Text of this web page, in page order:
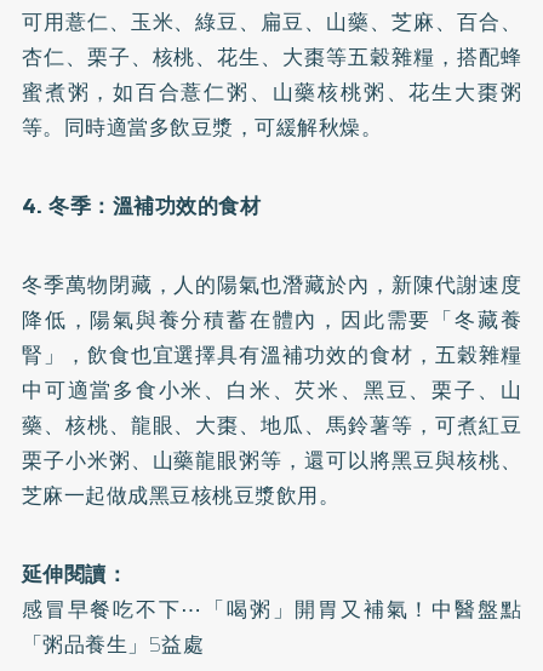
可用薏仁、玉米、綠豆、扁豆、山藥、芝麻、百合、
杏仁、栗子、核桃、花生、大棗等五穀雜糧，搭配蜂
蜜煮粥，如百合薏仁粥、山藥核桃粥、花生大棗粥
等。同時適當多飲豆漿，可緩解秋燥。
4. 冬季：溫補功效的食材
冬季萬物閉藏，人的陽氣也潛藏於內，新陳代謝速度
降低，陽氣與養分積蓄在體內，因此需要「冬藏養
腎」，飲食也宜選擇具有溫補功效的食材，五穀雜糧
中可適當多食小米、白米、芡米、黑豆、栗子、山
藥、核桃、龍眼、大棗、地瓜、馬鈴薯等，可煮紅豆
栗子小米粥、山藥龍眼粥等，還可以將黑豆與核桃、
芝麻一起做成黑豆核桃豆漿飲用。
延伸閱讀：
感冒早餐吃不下⋯「喝粥」開胃又補氣！中醫盤點
「粥品養生」5益處